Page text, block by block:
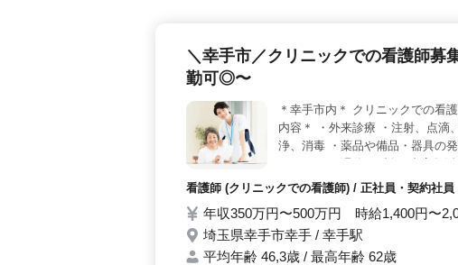
＼幸手市／クリニックでの看護師募
勤可◎〜
＊幸手市内＊ クリニックでの看
内容＊ ・外来診療 ・注射、点滴
浄、消毒 ・薬品や備品・器具の
勤なし 培ってきた経験で若手を
看護師 (クリニックでの看護師) / 正社員・契約社員
年収350万円〜500万円 時給1,400円〜
埼玉県幸手市幸手 / 幸手駅
平均年齢 46,3歳 / 最高年齢 62歳